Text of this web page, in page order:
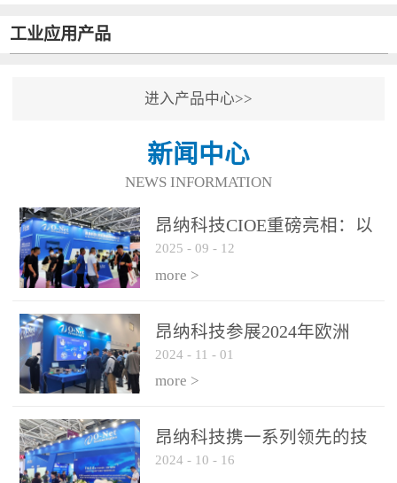
工业应用产品
进入产品中心>>
新闻中心
NEWS INFORMATION
昂纳科技CIOE重磅亮相：以
光通信创新引擎，驱动AI与
算力互联新时代
2025 - 09 - 12
more >
昂纳科技参展2024年欧洲
ECOC展会
2024 - 11 - 01
more >
昂纳科技携一系列领先的技
术平台和优秀产品参展2024
2024 - 10 - 16